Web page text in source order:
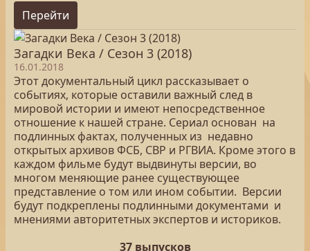
Перейти
Загадки Века / Сезон 3 (2018)
16.01.2018
Этот документальный цикл рассказывает о
событиях, которые оставили важный след в
мировой истории и имеют непосредственное
отношение к нашей стране. Сериал основан на
подлинных фактах, полученных из недавно
открытых архивов ФСБ, СВР и РГВИА. Кроме этого в
каждом фильме будут выдвинуты версии, во
многом меняющие ранее существующее
представление о том или ином событии. Версии
будут подкреплены подлинными документами и
мнениями авторитетных экспертов и историков.
37 выпусков